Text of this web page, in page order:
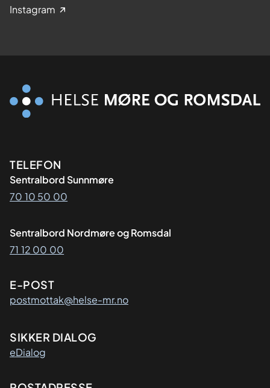
Instagram
Kontaktinformasjon
TELEFON
Sentralbord Sunnmøre
70 10 50 00
Sentralbord Nordmøre og Romsdal
71 12 00 00
E-POST
postmottak@helse-mr.no
SIKKER DIALOG
eDialog